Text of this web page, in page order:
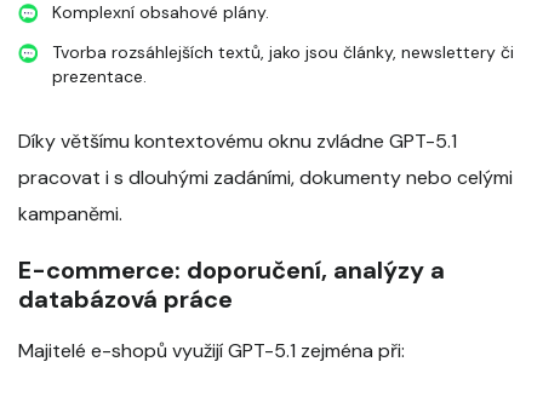
Komplexní obsahové plány.
Tvorba rozsáhlejších textů, jako jsou články, newslettery či
prezentace.
Díky většímu kontextovému oknu zvládne GPT-5.1
pracovat i s dlouhými zadáními, dokumenty nebo celými
kampaněmi.
E-commerce: doporučení, analýzy a
databázová práce
Majitelé e-shopů využijí GPT-5.1 zejména při: